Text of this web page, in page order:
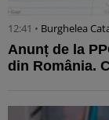
12:41 • Burghelea
Anunț de la
din România.